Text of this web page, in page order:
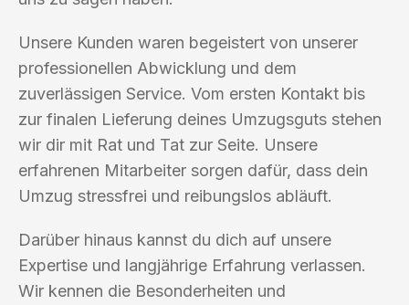
Unsere Kunden waren begeistert von unserer
professionellen Abwicklung und dem
zuverlässigen Service. Vom ersten Kontakt bis
zur finalen Lieferung deines Umzugsguts stehen
wir dir mit Rat und Tat zur Seite. Unsere
erfahrenen Mitarbeiter sorgen dafür, dass dein
Umzug stressfrei und reibungslos abläuft.
Darüber hinaus kannst du dich auf unsere
Expertise und langjährige Erfahrung verlassen.
Wir kennen die Besonderheiten und